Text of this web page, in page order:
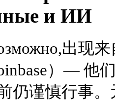
и ИИ
出现
）— 他
仍谨慎行事